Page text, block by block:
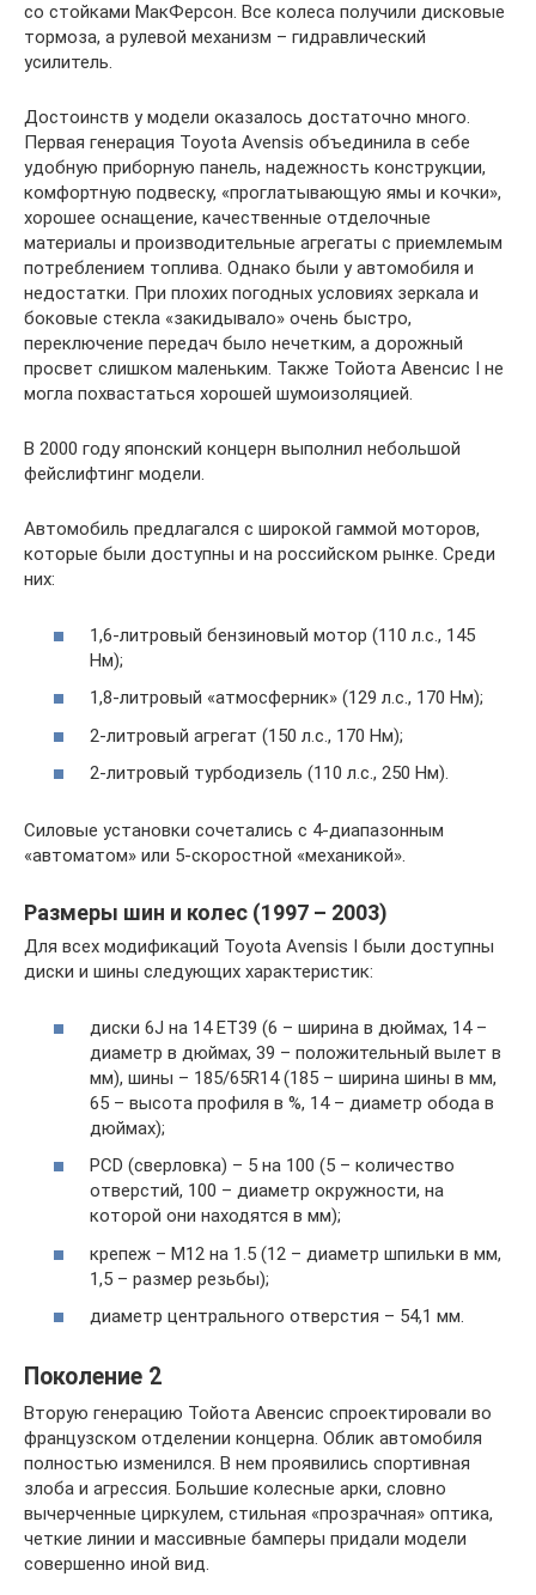
со стойками МакФерсон. Все колеса получили дисковые
тормоза, а рулевой механизм – гидравлический
усилитель.
Достоинств у модели оказалось достаточно много.
Первая генерация Toyota Avensis объединила в себе
удобную приборную панель, надежность конструкции,
комфортную подвеску, «проглатывающую ямы и кочки»,
хорошее оснащение, качественные отделочные
материалы и производительные агрегаты с приемлемым
потреблением топлива. Однако были у автомобиля и
недостатки. При плохих погодных условиях зеркала и
боковые стекла «закидывало» очень быстро,
переключение передач было нечетким, а дорожный
просвет слишком маленьким. Также Тойота Авенсис I не
могла похвастаться хорошей шумоизоляцией.
В 2000 году японский концерн выполнил небольшой
фейслифтинг модели.
Автомобиль предлагался с широкой гаммой моторов,
которые были доступны и на российском рынке. Среди
них:
1,6-литровый бензиновый мотор (110 л.с., 145
Нм);
1,8-литровый «атмосферник» (129 л.с., 170 Нм);
2-литровый агрегат (150 л.с., 170 Нм);
2-литровый турбодизель (110 л.с., 250 Нм).
Силовые установки сочетались с 4-диапазонным
«автоматом» или 5-скоростной «механикой».
Размеры шин и колес (1997 – 2003)
Для всех модификаций Toyota Avensis I были доступны
диски и шины следующих характеристик:
диски 6J на 14 ET39 (6 – ширина в дюймах, 14 –
диаметр в дюймах, 39 – положительный вылет в
мм), шины – 185/65R14 (185 – ширина шины в мм,
65 – высота профиля в %, 14 – диаметр обода в
дюймах);
PCD (сверловка) – 5 на 100 (5 – количество
отверстий, 100 – диаметр окружности, на
которой они находятся в мм);
крепеж – M12 на 1.5 (12 – диаметр шпильки в мм,
1,5 – размер резьбы);
диаметр центрального отверстия – 54,1 мм.
Поколение 2
Вторую генерацию Тойота Авенсис спроектировали во
французском отделении концерна. Облик автомобиля
полностью изменился. В нем проявились спортивная
злоба и агрессия. Большие колесные арки, словно
вычерченные циркулем, стильная «прозрачная» оптика,
четкие линии и массивные бамперы придали модели
совершенно иной вид.